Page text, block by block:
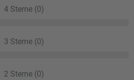
4 Sterne (0)
3 Sterne (0)
2 Sterne (0)